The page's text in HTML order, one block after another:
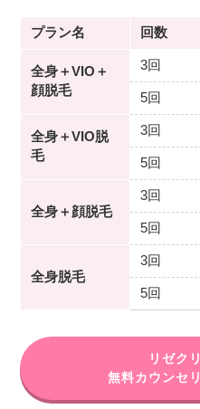
プラン名 回数
全身＋VIO＋
顔脱毛
3回
5回
全身＋VIO脱
毛
3回
5回
全身＋顔脱毛
3回
5回
全身脱毛
3回
5回
リゼク
無料カウンセ